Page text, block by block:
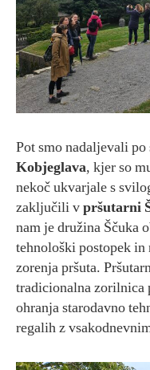
Pot smo nadaljevali
Kobjeglava, kjer so
nekoč ukvarjale s
zaključili vpršutarni
nam je družina Ščuka
tehnološki postopek
zorenja pršuta.
tradicionalna zorilnica
ohranja starodavno
regalih z